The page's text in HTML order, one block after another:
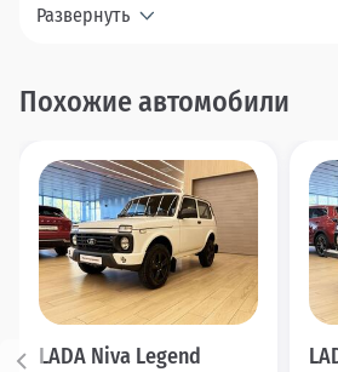
Развернуть
Похожие автомобили
LADA Niva Legend